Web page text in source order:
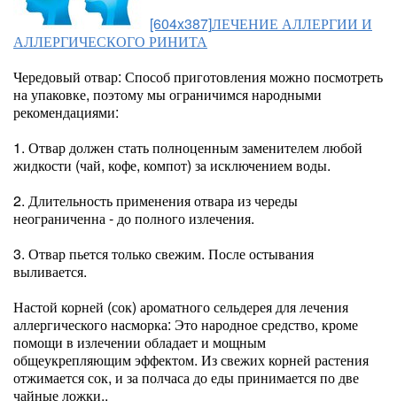
[604x387]ЛЕЧЕНИЕ АЛЛЕРГИИ И
АЛЛЕРГИЧЕСКОГО РИНИТА
Чередовый отвар: Способ приготовления можно посмотреть
на упаковке, поэтому мы ограничимся народными
рекомендациями:
1. Отвар должен стать полноценным заменителем любой
жидкости (чай, кофе, компот) за исключением воды.
2. Длительность применения отвара из череды
неограниченна - до полного излечения.
3. Отвар пьется только свежим. После остывания
выливается.
Настой корней (сок) ароматного сельдерея для лечения
аллергического насморка: Это народное средство, кроме
помощи в излечении обладает и мощным
общеукрепляющим эффектом. Из свежих корней растения
отжимается сок, и за полчаса до еды принимается по две
чайные ложки..